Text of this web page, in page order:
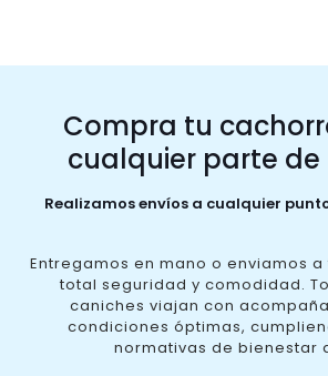
Compra tu
cualquier parte de
Realizamos envíos a cualquier
Entregamos en mano o enviamos
total seguridad y comodidad.
caniches viajan con
condiciones óptimas,
normativas de bienestar